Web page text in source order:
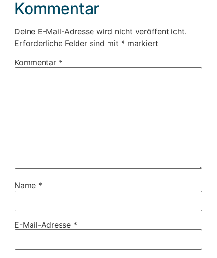
Kommentar
Deine E-Mail-Adresse wird nicht veröffentlicht.
Erforderliche Felder sind mit * markiert
Kommentar *
Name *
E-Mail-Adresse *